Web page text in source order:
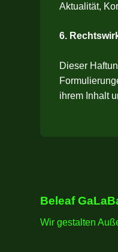
Aktualität,
6.
Dieser
ihrem Inhalt
Beleaf
Wir gestalten